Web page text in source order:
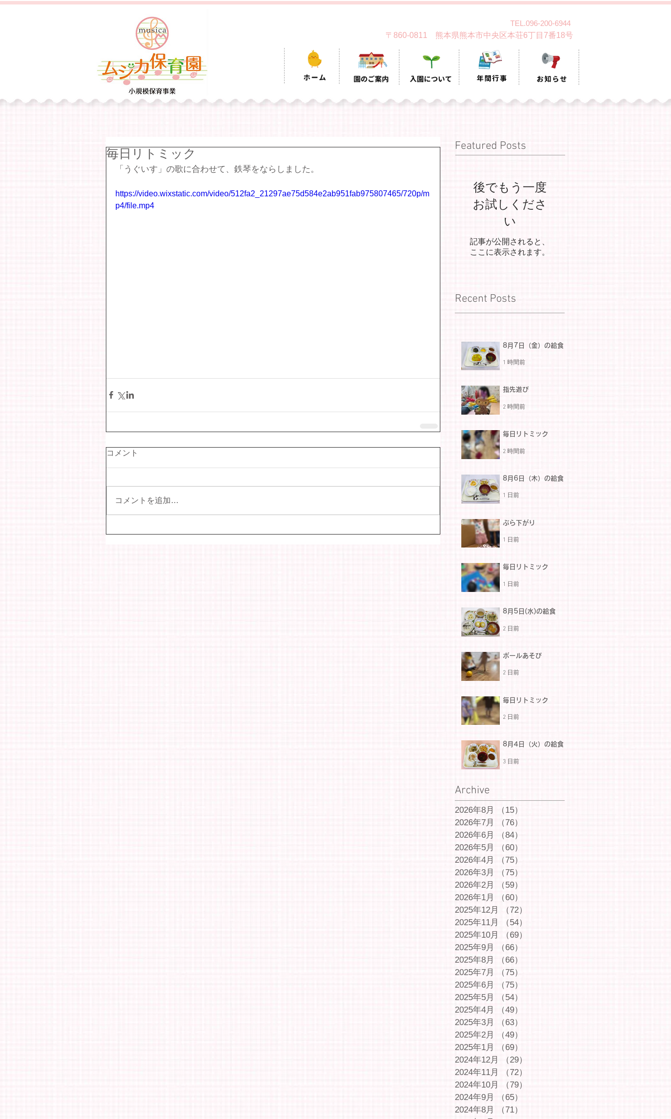
〒860-0811 熊本県熊本市中央区本荘6丁目7番18号
TEL.096-200-6944
毎日リトミック
「うぐいす」の歌に合わせて、鉄琴をならしました。
https://video.wixstatic.com/video/512fa2_21297ae75d584e2ab951fab975807465/720p/m
p4/file.mp4
コメント
コメントを追加…
Featured Posts
後でもう一度
お試しくださ
い
記事が公開されると、
ここに表示されます。
Recent Posts
8月7日（金）の給食
1 時間前
指先遊び
2 時間前
毎日リトミック
2 時間前
8月6日（木）の給食
1 日前
ぶら下がり
1 日前
毎日リトミック
1 日前
8月5日(水)の給食
2 日前
ボールあそび
2 日前
毎日リトミック
2 日前
8月4日（火）の給食
3 日前
Archive
2026年8月 （15）
2026年7月
（76）
2026年6月
（84）
2026年5月
（60）
2026年4月
（75）
2026年3月
（75）
2026年2月
（59）
2026年1月
（60）
2025年12月
（72）
2025年11月
（54）
2025年10月
（69）
2025年9月
（66）
2025年8月
（66）
2025年7月
（75）
2025年6月
（75）
2025年5月
（54）
2025年4月
（49）
2025年3月
（63）
2025年2月
（49）
2025年1月
（69）
2024年12月
（29）
2024年11月
（72）
2024年10月
（79）
2024年9月
（65）
2024年8月
（71）